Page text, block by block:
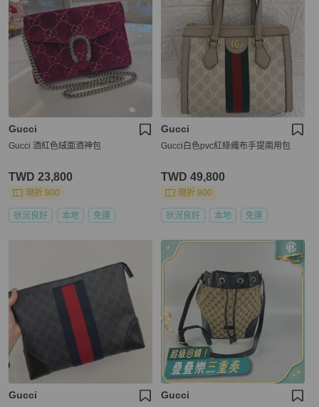
Gucci
Gucci 酒紅色絨面酒神包
TWD 23,800
現折 800
狀況良好 本地 免運
Gucci
Gucci白色pvc紅綠織布手提兩用包
TWD 49,800
現折 800
狀況良好 本地 免運
Gucci Gucci